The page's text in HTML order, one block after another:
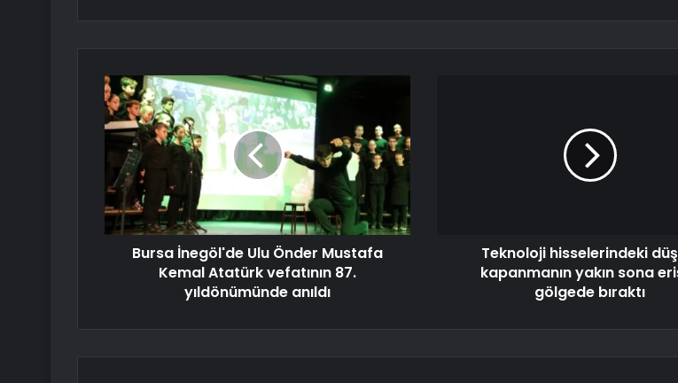
Bursa İnegöl'de Ulu Önder Mustafa
Kemal Atatürk vefatının 87.
yıldönümünde anıldı
Teknoloji hisselerindeki
kapanmanın yakın sona
gölgede bıraktı